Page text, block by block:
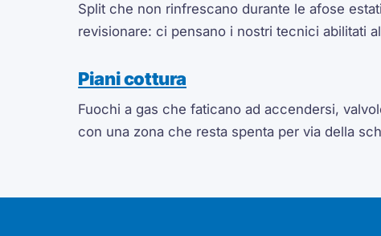
Split che non rinfrescano durante le afose
revisionare: ci pensano i nostri tecnici abilitati
Piani cottura
Fuochi a gas che faticano ad accendersi,
con una zona che resta spenta per via della